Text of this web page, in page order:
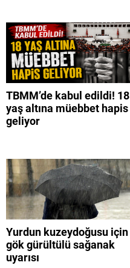
TBMM’de kabul edildi! 18
yaş altına müebbet hapis
geliyor
Yurdun kuzeydoğusu için
gök gürültülü sağanak
uyarısı